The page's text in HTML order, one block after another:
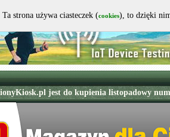
Ta strona używa ciasteczek (cookies), to dzięki